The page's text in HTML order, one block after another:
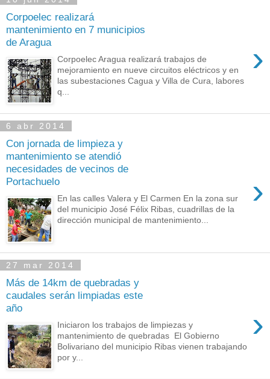
Corpoelec realizará
mantenimiento en 7 municipios
de Aragua
›
Corpoelec Aragua realizará trabajos de
mejoramiento en nueve circuitos eléctricos y en
las subestaciones Cagua y Villa de Cura, labores
q...
6 abr 2014
Con jornada de limpieza y
mantenimiento se atendió
necesidades de vecinos de
Portachuelo
›
En las calles Valera y El Carmen En la zona sur
del municipio José Félix Ribas, cuadrillas de la
dirección municipal de mantenimiento...
27 mar 2014
Más de 14km de quebradas y
caudales serán limpiadas este
año
›
Iniciaron los trabajos de limpiezas y
mantenimiento de quebradas El Gobierno
Bolivariano del municipio Ribas vienen trabajando
por y...